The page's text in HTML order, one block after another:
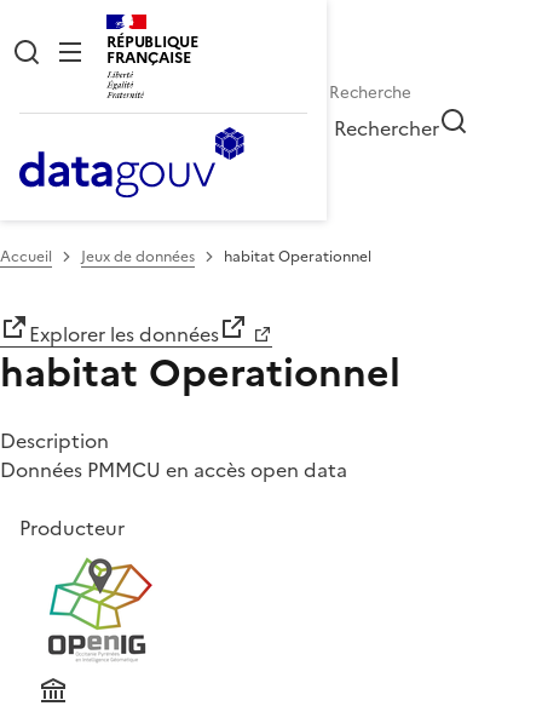
RÉPUBLIQUE
FRANÇAISE
Rechercher
Accueil Jeux de données habitat Operationnel
Explorer les données
habitat Operationnel
Description
Données PMMCU en accès open data
Producteur